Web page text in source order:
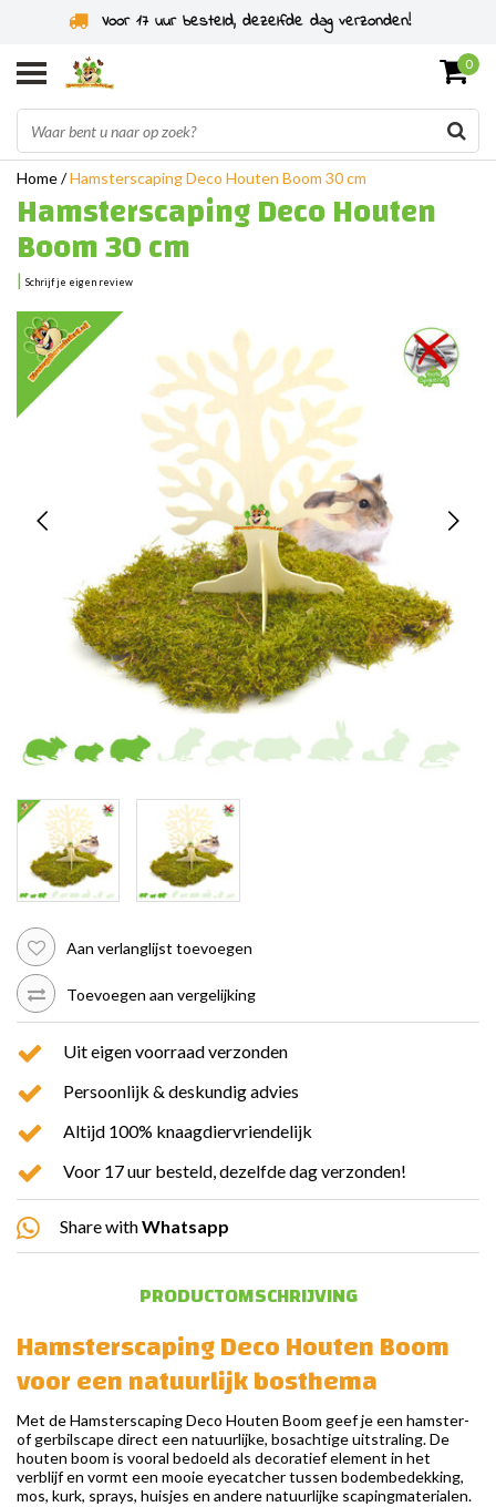
Specialist in knaagdieren sinds 2011
0
Home/Hamsterscaping Deco Houten Boom 30 cm
Hamsterscaping Deco Houten
Boom 30 cm
| Schrijf je eigen review
Aan verlanglijst toevoegen
Toevoegen aan vergelijking
Uit eigen voorraad verzonden
Persoonlijk & deskundig advies
Altijd 100% knaagdiervriendelijk
Voor 17 uur besteld, dezelfde dag verzonden!
Share withWhatsapp
PRODUCTOMSCHRIJVING
Hamsterscaping Deco Houten Boom
voor een natuurlijk bosthema
Met de Hamsterscaping Deco Houten Boom geef je een hamster-
of gerbilscape direct een natuurlijke, bosachtige uitstraling. De
houten boom is vooral bedoeld als decoratief element in het
verblijf en vormt een mooie eyecatcher tussen bodembedekking,
mos, kurk, sprays, huisjes en andere natuurlijke scapingmaterialen.